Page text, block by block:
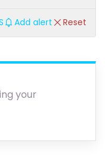
Reset
Add alert
your